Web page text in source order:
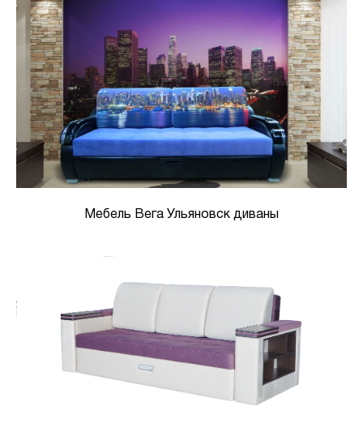
Мебель Вега Ульяновск диваны